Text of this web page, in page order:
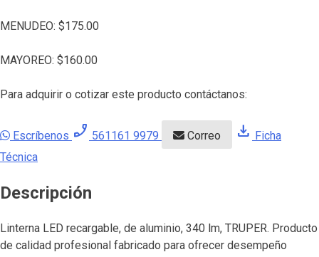
MENUDEO: $175.00
MAYOREO: $160.00
Para adquirir o cotizar este producto contáctanos:
Escríbenos phone_enabled 561161 9979 Correo download Ficha
Técnica
Descripción
Linterna LED recargable, de aluminio, 340 lm, TRUPER. Producto
de calidad profesional fabricado para ofrecer desempeño